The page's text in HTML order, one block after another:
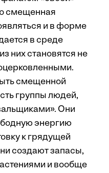
смещенная
и в форме
в среде
них становятся не
смещенной
группы людей,
Они
энергию
к грядущей
создают запасы,
и вообще